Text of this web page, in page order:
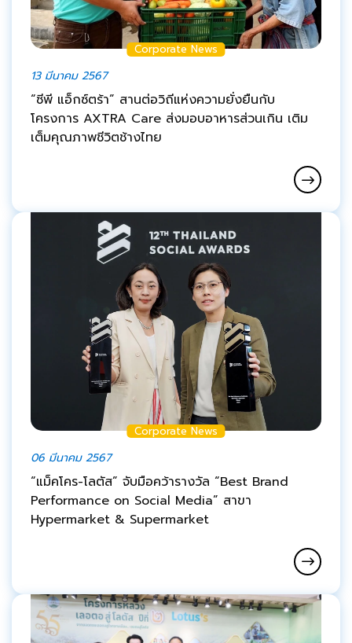
Corporate News
13 มีนาคม 2567
“ซีพี แอ็กซ์ตร้า” สานต่อวิถีแห่งความยั่งยืนกับ
โครงการ AXTRA Care ส่งมอบอาหารส่วนเกิน เติม
เต็มคุณภาพชีวิตช้างไทย
Corporate News
06 มีนาคม 2567
“แม็คโคร-โลตัส” จับมือคว้ารางวัล “Best Brand
Performance on Social Media” สาขา
Hypermarket & Supermarket